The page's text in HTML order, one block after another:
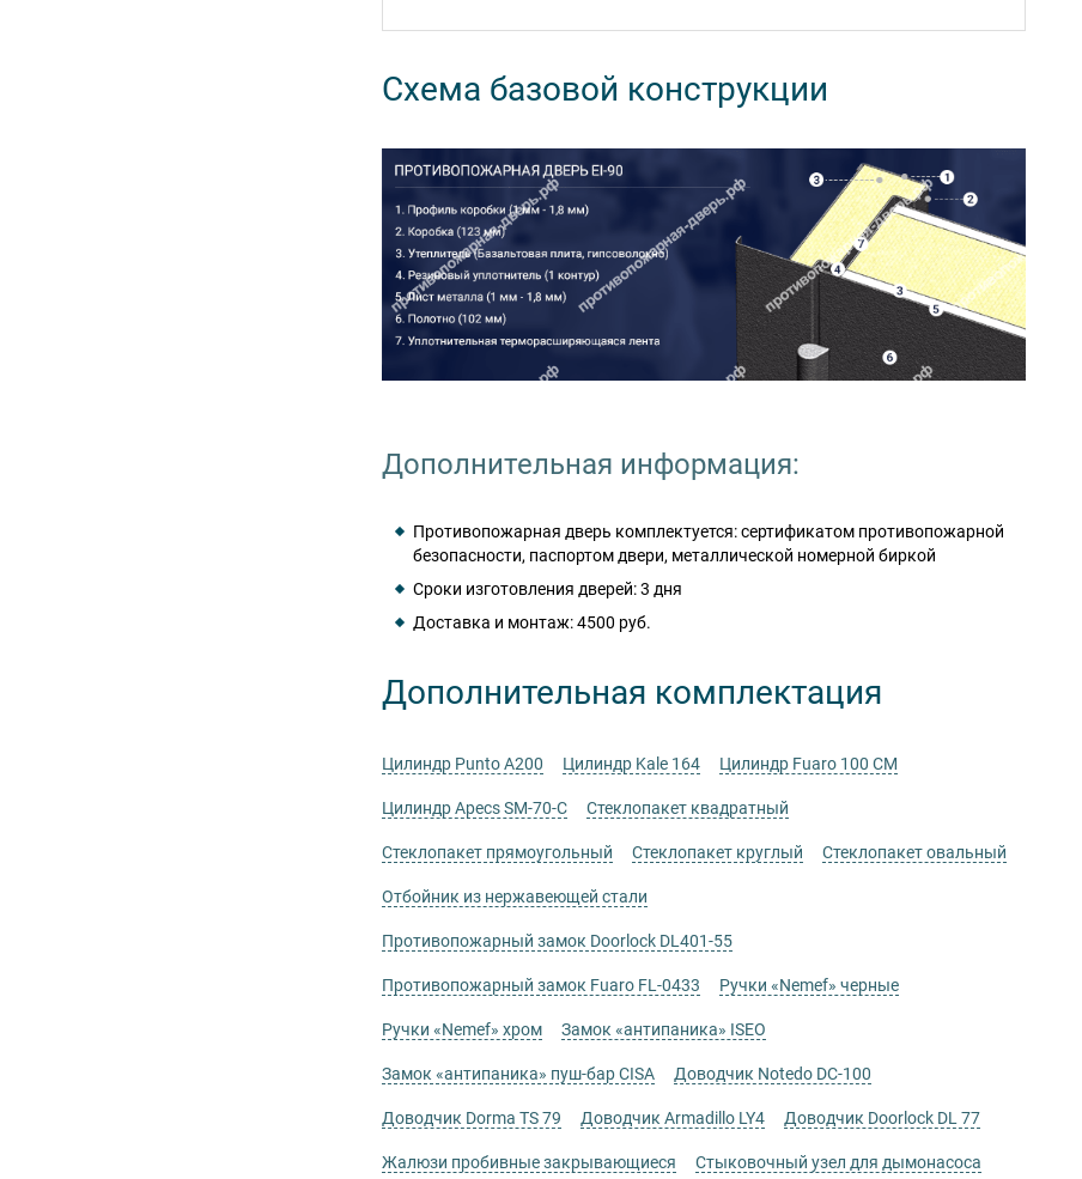
Схема базовой конструкции
Дополнительная информация:
Противопожарная дверь комплектуется: сертификатом противопожарной
безопасности, паспортом двери, металлической номерной биркой
Сроки изготовления дверей: 3 дня
Доставка и монтаж: 4500 руб.
Дополнительная комплектация
Цилиндр Punto А200 Цилиндр Kale 164 Цилиндр Fuaro 100 CM
Цилиндр Apecs SM-70-C Стеклопакет квадратный
Стеклопакет прямоугольный Стеклопакет круглый Стеклопакет овальный
Отбойник из нержавеющей стали
Противопожарный замок Doorlock DL401-55
Противопожарный замок Fuaro FL-0433 Ручки «Nemef» черные
Ручки «Nemef» хром Замок «антипаника» ISEO
Замок «антипаника» пуш-бар CISA Доводчик Notedo DC-100
Доводчик Dorma TS 79 Доводчик Armadillo LY4 Доводчик Doorlock DL 77
Жалюзи пробивные закрывающиеся Стыковочный узел для дымонасоса